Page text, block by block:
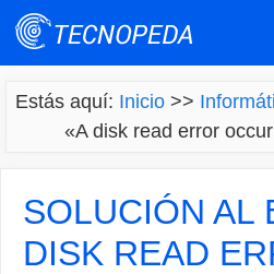
Saltar
Estás aquí: Inicio>>
«A disk read error
SOLUCIÓN AL
DISK READ